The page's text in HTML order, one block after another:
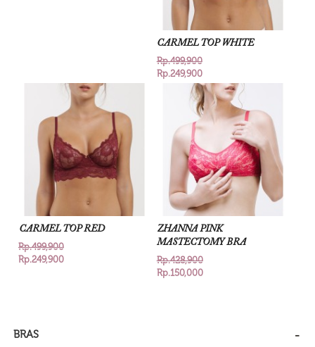
CARMEL TOP WHITE
Rp.499,900
Rp.249,900
CARMEL TOP RED
Rp.499,900
Rp.249,900
ZHANNA PINK
MASTECTOMY BRA
Rp.428,900
Rp.150,000
BRAS